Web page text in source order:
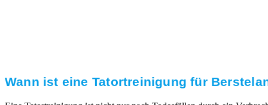
Wann ist eine Tatortreinigung für